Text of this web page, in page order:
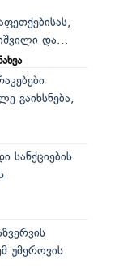
და...
გაიხსნება,
სანქციების
უმეროვის